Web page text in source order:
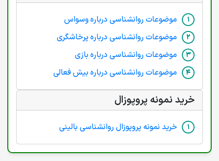
موضوعات روانشناسی درباره وسواس
موضوعات روانشناسی درباره پرخاشگری
موضوعات روانشناسی درباره بازی
موضوعات روانشناسی درباره بیش فعالی
خرید نمونه پروپوزال
خرید نمونه پروپوزال روانشناسی بالینی